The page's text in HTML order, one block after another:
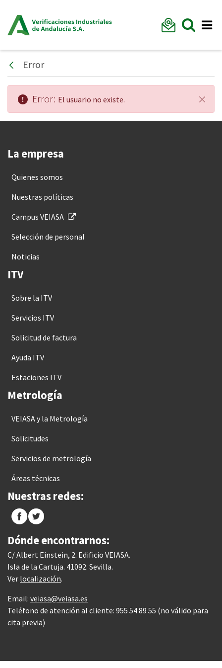
Atrás
Error
Cerrar
Error: El usuario no existe.
La empresa
Quienes somos
Nuestras políticas
Campus VEIASA
Selección de personal
Noticias
ITV
Sobre la ITV
Servicios ITV
Solicitud de factura
Ayuda ITV
Estaciones ITV
Metrología
VEIASA y la Metrología
Solicitudes
Servicios de metrología
Áreas técnicas
Nuestras redes:
Dónde encontrarnos:
C/ Albert Einstein, 2. Edificio VEIASA.
Isla de la Cartuja. 41092. Sevilla.
Ver localización.
Email: veiasa@veiasa.es
Teléfono de atención al cliente: 955 54 89 55 (no válido para
cita previa)